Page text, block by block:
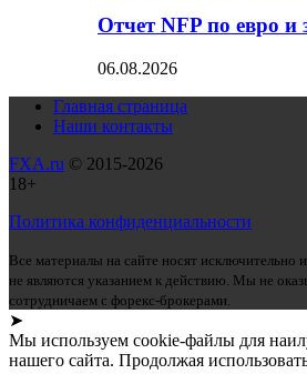
Отчет NFP по евро и
06.08.2026
Главная страница
Наши контакты
FXA.ru © 2015-2026
18+
Политика конфиденциальности
Все материалы на сайте носят
не являются указанием к действию. Мы не
сотрудничаем с форекс-брокерами.
➤
Мы используем cookie-файлы для
нашего сайта. Продолжая